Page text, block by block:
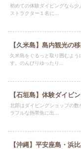
初めての体験ダイビングなら
ストラクター１名に...
【久米島】島内観光の
久米島をぐるっと取り囲むよ
す。のんびりゆったり...
【石垣島】体験ダイビ
北部はダイビングショップの
ラフルな熱帯魚に出...
【沖縄】平安座島・浜